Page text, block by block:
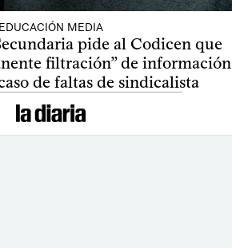
EDUCACIÓN MEDIA
pide al Codicen que
filtración” de información
de faltas de sindicalista